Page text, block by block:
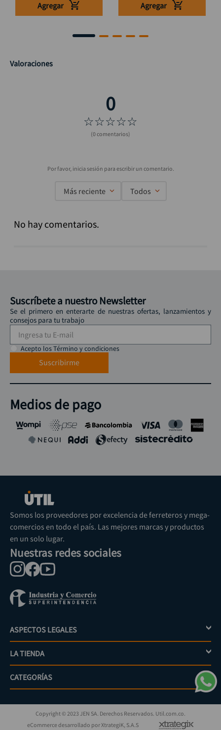
Agregar Agregar
Valoraciones
☆☆☆☆☆
(0 comentarios)
Más reciente Todos
No hay comentarios.
Suscríbete a nuestro Newsletter
Se el primero en enterarte de nuestras ofertas, lanzamientos y
consejos para tu trabajo
Acepto los Término y condiciones
Suscribirme
Medios de pago
Somos los proveedores por excelencia de ferreteros y mega-
comercios en todo el país. Las mejores marcas y productos
en un solo lugar.
Nuestras redes sociales
ASPECTOS LEGALES +
Política de tratamiento de datos personales
Términos y condiciones
Políticas de devolución
Políticas de garantías y devoluciones
LA TIENDA +
Mi cuenta
PQRs
¿Cómo comprar?
CATEGORÍAS
Jardinería
EléctricosCopyright © 2023 JEN SA. Derechos Reservados. Util.com.co.
eCommerce desarrollado por XtrategiK, S.A.S